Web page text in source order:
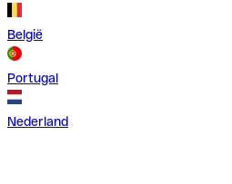
België
Portugal
Nederland